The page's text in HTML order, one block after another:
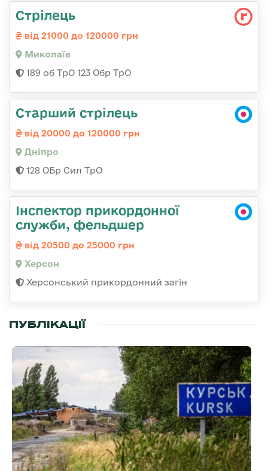
Стрілець
від 21000 до 120000 грн
Миколаїв
189 об ТрО 123 Обр ТрО
Старший стрілець
від 20000 до 120000 грн
Дніпро
128 ОБр Сил ТрО
Інспектор прикордонної
служби, фельдшер
від 20500 до 25000 грн
Херсон
Херсонський прикордонний загін
ПУБЛІКАЦІЇ